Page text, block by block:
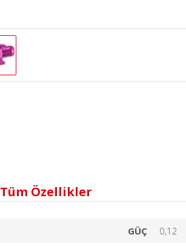
Tüm Özellikler
GÜÇ 0,12